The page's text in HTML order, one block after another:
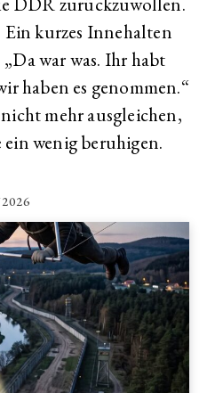
kurzes Innehalten
war was. Ihr habt
haben es genommen.“
mehr ausgleichen,
ein wenig beruhigen.